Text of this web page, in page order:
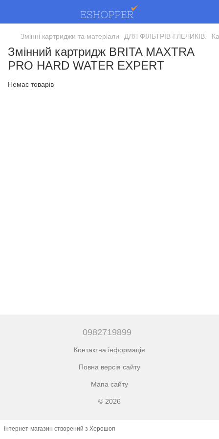
Змінні картриджи та матеріали ДЛЯ ФІЛЬТРІВ-ГЛЕЧИКІВ.
Змінний картридж BRITA MAXTRA
PRO HARD WATER EXPERT
Немає товарів
0982719899
Контактна інформація
Повна версія сайту
Мапа сайту
© 2026
Інтернет-магазин створений з Хорошоп